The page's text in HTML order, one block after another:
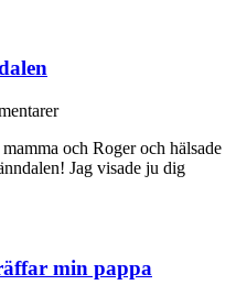
och Roger och hälsade
Jag visade ju dig
min pappa